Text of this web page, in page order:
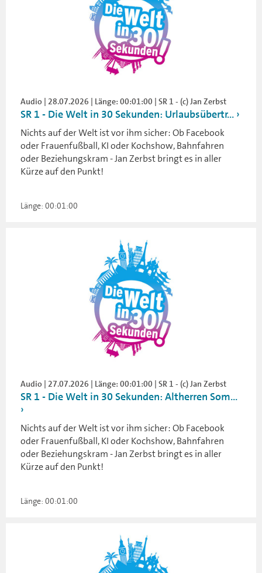
Audio | 28.07.2026 | Länge: 00:01:00 | SR 1 - (c) Jan Zerbst
SR 1 - Die Welt in 30 Sekunden: Urlaubsübertr...
Nichts auf der Welt ist vor ihm sicher: Ob Facebook
oder Frauenfußball, KI oder Kochshow, Bahnfahren
oder Beziehungskram - Jan Zerbst bringt es in aller
Kürze auf den Punkt!
Länge: 00:01:00
Audio | 27.07.2026 | Länge: 00:01:00 | SR 1 - (c) Jan Zerbst
SR 1 - Die Welt in 30 Sekunden: Altherren Som...
Nichts auf der Welt ist vor ihm sicher: Ob Facebook
oder Frauenfußball, KI oder Kochshow, Bahnfahren
oder Beziehungskram - Jan Zerbst bringt es in aller
Kürze auf den Punkt!
Länge: 00:01:00